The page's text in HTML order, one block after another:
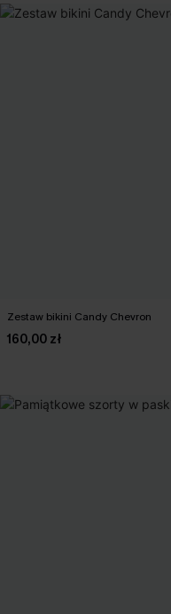
Zestaw bikini Candy Chevron
160,00 zł